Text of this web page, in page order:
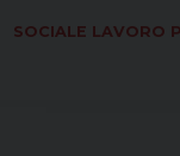
SOCIALE LAVORO